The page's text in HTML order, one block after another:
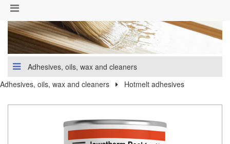
Adhesives, oils, wax and cleaners
Adhesives, oils, wax and cleaners
Hotmelt adhesives